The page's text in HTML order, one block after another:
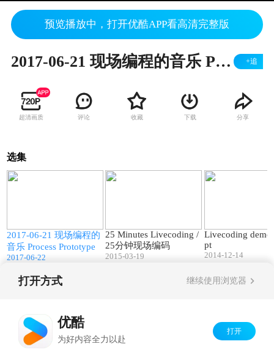
预览播放中，打开优酷APP看高清完整版
2017-06-21 现场编程的音乐 Process Prototype +追
超清画质 评论 收藏 下载 分享
选集
2017-06-21 现场编程的
音乐 Process Prototype
2017-06-22
25 Minutes Livecoding /
25分钟现场编码
2015-03-19
Livecoding demo
pt
2014-12-14
打开方式 继续使用浏览器
优酷
为好内容全力以赴
打开